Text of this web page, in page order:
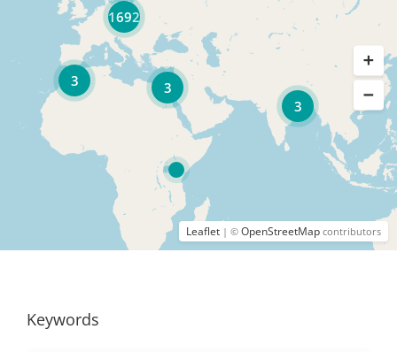
3
3
3
1692
Leaflet | © OpenStreetMap contributors
Keywords